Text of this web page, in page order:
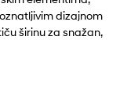
dizajnom
širinu za snažan,